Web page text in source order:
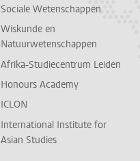
Sociale Wetenschappen
Wiskunde en
Natuurwetenschappen
Afrika-Studiecentrum Leiden
Honours Academy
ICLON
International Institute for
Asian Studies